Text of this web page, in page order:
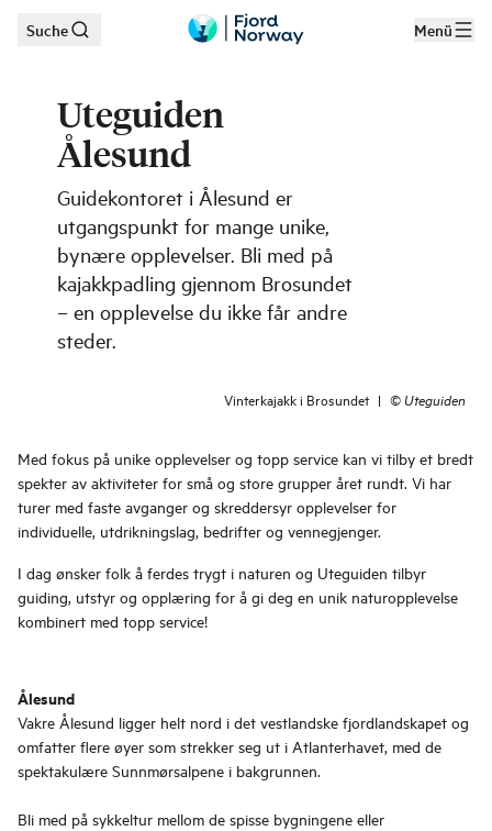
Zum Hauptinhalt
Suche Menü
Uteguiden
Ålesund
Guidekontoret i Ålesund er
utgangspunkt for mange unike,
bynære opplevelser. Bli med på
kajakkpadling gjennom Brosundet
– en opplevelse du ikke får andre
steder.
Vinterkajakk i Brosundet | © Uteguiden
Med fokus på unike opplevelser og topp service kan vi tilby et bredt
spekter av aktiviteter for små og store grupper året rundt. Vi har
turer med faste avganger og skreddersyr opplevelser for
individuelle, utdrikningslag, bedrifter og vennegjenger.
I dag ønsker folk å ferdes trygt i naturen og Uteguiden tilbyr
guiding, utstyr og opplæring for å gi deg en unik naturopplevelse
kombinert med topp service!
Ålesund
Vakre Ålesund ligger helt nord i det vestlandske fjordlandskapet og
omfatter flere øyer som strekker seg ut i Atlanterhavet, med de
spektakulære Sunnmørsalpene i bakgrunnen.
Bli med på sykkeltur mellom de spisse bygningene eller